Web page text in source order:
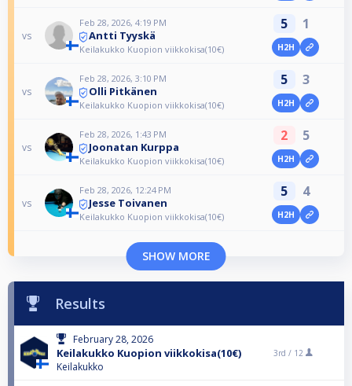
vs
Feb 28, 2026, 4:19 PM
Antti Tyyskä
Keilakukko Kuopion viikkokisa(10€)
5 1
H2H
vs
Feb 28, 2026, 3:10 PM
Olli Pitkänen
Keilakukko Kuopion viikkokisa(10€)
5 3
H2H
vs
Feb 28, 2026, 1:43 PM
Joonatan Kurppa
Keilakukko Kuopion viikkokisa(10€)
2 5
H2H
vs
Feb 28, 2026, 12:24 PM
Jesse Toivanen
Keilakukko Kuopion viikkokisa(10€)
5 4
H2H
SHOW MORE
Results
February 28, 2026
Keilakukko Kuopion viikkokisa(10€)
Keilakukko
3rd / 12